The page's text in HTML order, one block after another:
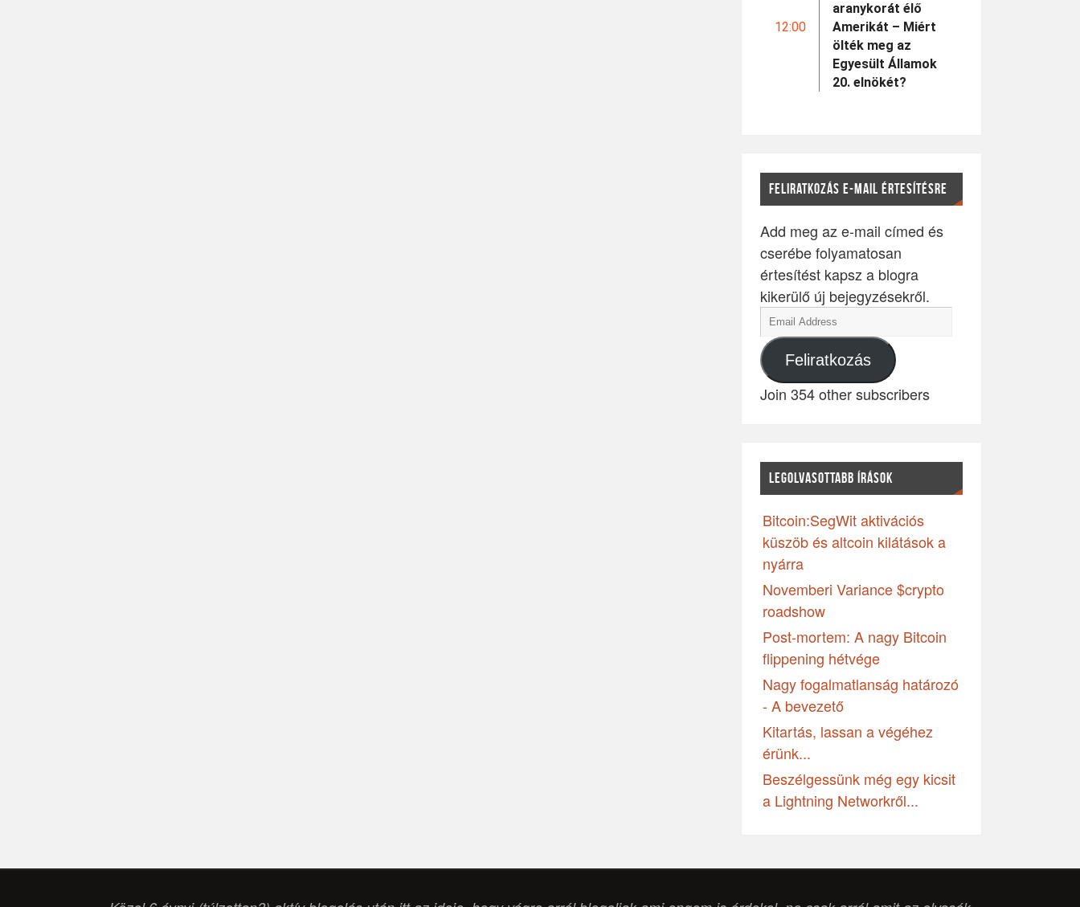
12:00
aranykorát élő
Amerikát – Miért
ölték meg az
Egyesült Államok
20. elnökét?
FELIRATKOZÁS E-MAIL ÉRTESÍTÉSRE
Add meg az e-mail címed és
cserébe folyamatosan
értesítést kapsz a blogra
kikerülő új bejegyzésekről.
Feliratkozás
Join 354 other subscribers
LEGOLVASOTTABB ÍRÁSOK
Bitcoin:SegWit aktivációs
küszöb és altcoin kilátások a
nyárra
Novemberi Variance $crypto
roadshow
Post-mortem: A nagy Bitcoin
flippening hétvége
Nagy fogalmatlanság határozó
- A bevezető
Kitartás, lassan a végéhez
érünk...
Beszélgessünk még egy kicsit
a Lightning Networkről...